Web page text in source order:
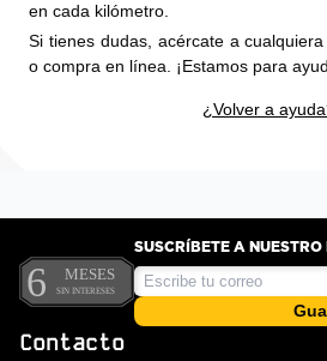
en cada kilómetro.
Si tienes dudas, acércate a
o compra en línea. ¡Estamos para
¿Volver a
SUSCRÍBETE A NUESTRO
Contacto